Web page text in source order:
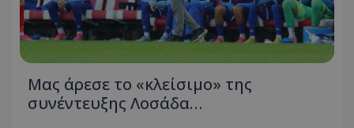
Μας άρεσε το «κλείσιμο» της
συνέντευξης Λοσάδα…